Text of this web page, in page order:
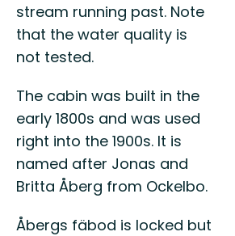
stream running past. Note
that the water quality is
not tested.
The cabin was built in the
early 1800s and was used
right into the 1900s. It is
named after Jonas and
Britta Åberg from Ockelbo.
Åbergs fäbod is locked but